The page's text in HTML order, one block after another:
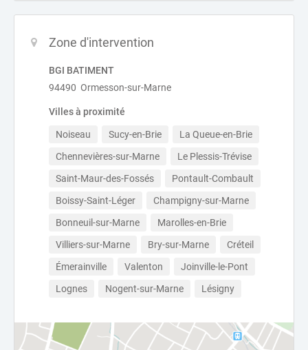
Zone d'intervention
BGI BATIMENT
94490 Ormesson-sur-Marne
Villes à proximité
Noiseau Sucy-en-Brie
La Queue-en-Brie
Chennevières-sur-Marne
Le Plessis-Trévise
Saint-Maur-des-Fossés
Pontault-Combault
Boissy-Saint-Léger
Champigny-sur-Marne
Bonneuil-sur-Marne
Marolles-en-Brie
Villiers-sur-Marne
Bry-sur-Marne
Créteil
Émerainville
Valenton
Joinville-le-Pont
Lognes
Nogent-sur-Marne Lésigny